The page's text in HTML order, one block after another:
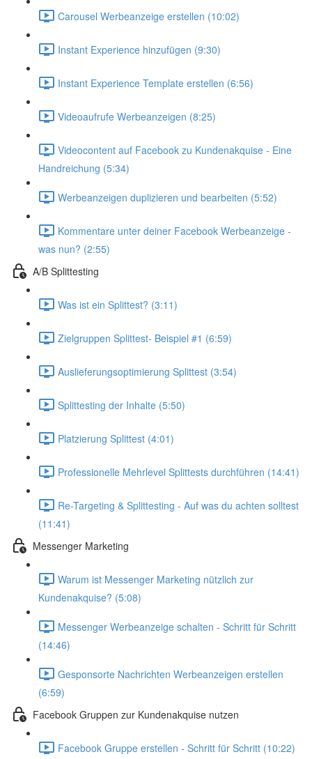
Carousel Werbeanzeige erstellen (10:02)
Instant Experience hinzufügen (9:30)
Instant Experience Template erstellen (6:56)
Videoaufrufe Werbeanzeigen (8:25)
Videocontent auf Facebook zu Kundenakquise - Eine
Handreichung (5:34)
Werbeanzeigen duplizieren und bearbeiten (5:52)
Kommentare unter deiner Facebook Werbeanzeige -
was nun? (2:55)
A/B Splittesting
Was ist ein Splittest? (3:11)
Zielgruppen Splittest- Beispiel #1 (6:59)
Auslieferungsoptimierung Splittest (3:54)
Splittesting der Inhalte (5:50)
Platzierung Splittest (4:01)
Professionelle Mehrlevel Splittests durchführen (14:41)
Re-Targeting & Splittesting - Auf was du achten solltest
(11:41)
Messenger Marketing
Warum ist Messenger Marketing nützlich zur
Kundenakquise? (5:08)
Messenger Werbeanzeige schalten - Schritt für Schritt
(14:46)
Gesponsorte Nachrichten Werbeanzeigen erstellen
(6:59)
Facebook Gruppen zur Kundenakquise nutzen
Facebook Gruppe erstellen - Schritt für Schritt (10:22)